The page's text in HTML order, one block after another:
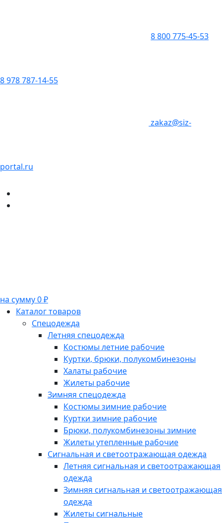
8 800 775-45-53
8 978 787-14-55
zakaz@siz-
portal.ru
на сумму 0 ₽
Каталог товаров
Спецодежда
Летняя спецодежда
Костюмы летние рабочие
Куртки, брюки, полукомбинезоны
Халаты рабочие
Жилеты рабочие
Зимняя спецодежда
Костюмы зимние рабочие
Куртки зимние рабочие
Брюки, полукомбинезоны зимние
Жилеты утепленные рабочие
Сигнальная и светоотражающая одежда
Летняя сигнальная и светоотражающая
одежда
Зимняя сигнальная и светоотражающая
одежда
Жилеты сигнальные